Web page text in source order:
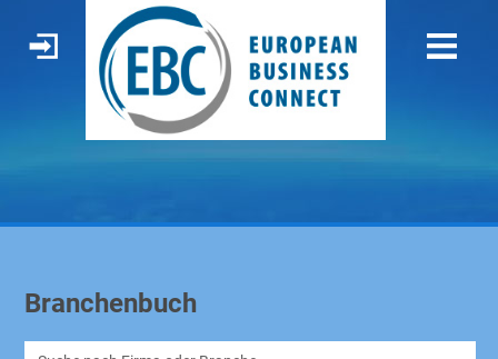
Branchenbuch